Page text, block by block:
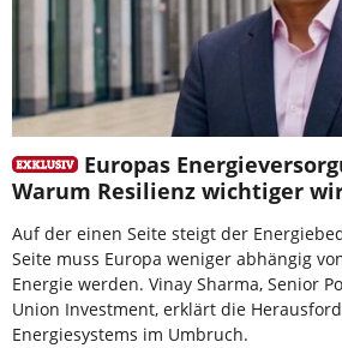
Europas
Warum Resilienz wichtiger
Auf der einen Seite steigt der
Seite muss Europa weniger abhängig
Energie werden. Vinay Sharma, Senior
Union Investment, erklärt die
Energiesystems im Umbruch.